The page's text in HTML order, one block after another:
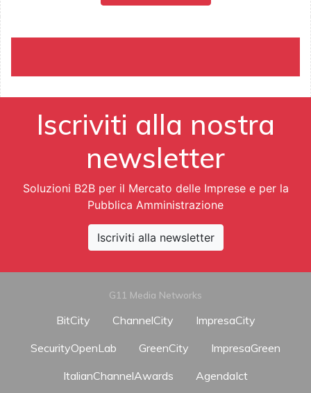
Iscriviti alla nostra
newsletter
Soluzioni B2B per il Mercato delle Imprese e per la
Pubblica Amministrazione
Iscriviti alla newsletter
G11 Media Networks
BitCity ChannelCity
ImpresaCity
SecurityOpenLab
GreenCity
ImpresaGreen
ItalianChannelAwards
AgendaIct